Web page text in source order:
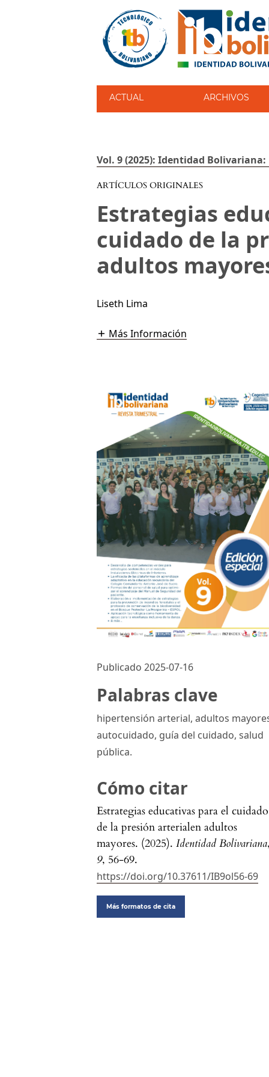
ACTUAL ARCHIVOS
Vol. 9 (2025): Identidad Bolivariana:
ARTÍCULOS ORIGINALES
Estrategias
cuidado de la
adultos
Liseth Lima
Más Información
Publicado 2025-07-16
Palabras clave
hipertensión arterial, adultos
autocuidado, guía del cuidado, salud
pública.
Cómo citar
Estrategias educativas para el cuidado
de la presión arterialen adultos
mayores. (2025).Identidad Bolivariana
9, 56-69.
https://doi.org/10.37611/IB9ol56-69
Más formatos de cita